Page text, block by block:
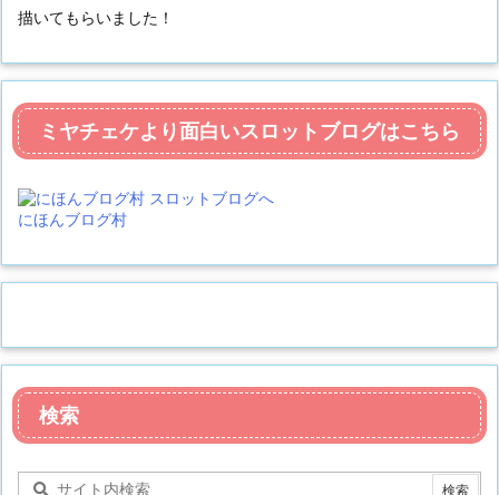
描いてもらいました！
ミヤチェケより面白いスロットブログはこちら
にほんブログ村
検索